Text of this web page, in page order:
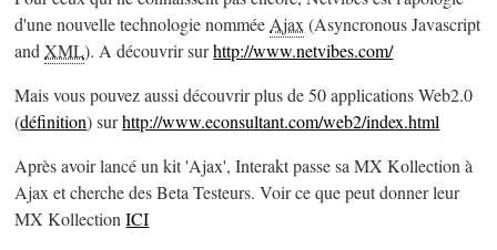
d'une nouvelle technologie nomméeAjax(Asyncronous Javascript
andXML). A découvrir surhttp://www.netvibes.com/
Mais vous pouvez aussi découvrir plus de 50 applications Web2.0
(définition) surhttp://www.econsultant.com/web2/index.html
Après avoir lancé un kit 'Ajax', Interakt passe sa MX Kollection à
Ajax et cherche des Beta Testeurs. Voir ce que peut donner leur
MX KollectionICI